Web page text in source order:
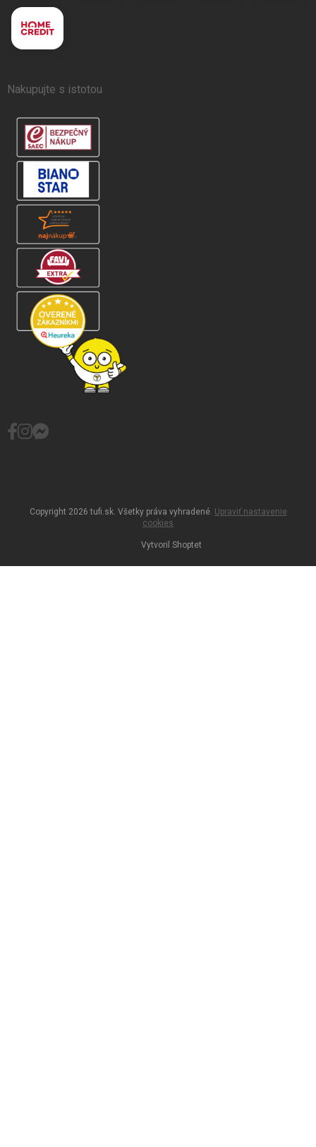
Nakupujte s istotou
Vytvoril Shoptet
Copyright 2026tufi.sk. Všetky práva vyhradené. Upraviť nastavenie
cookies